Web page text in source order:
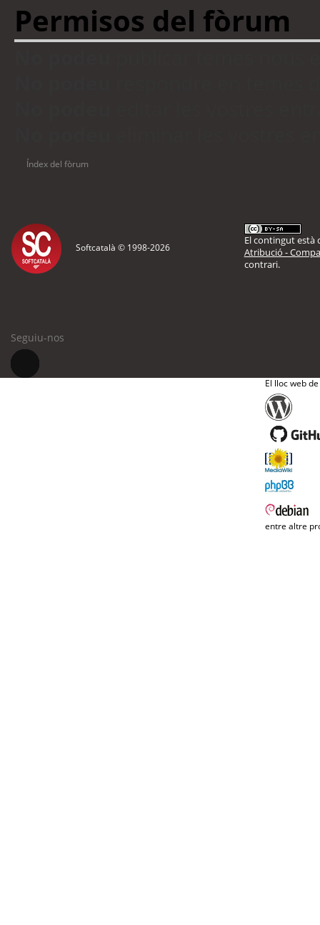
Permisos del fòrum
Índex del fòrum
Softcatalà © 1998-2026
El contingut està
Atribució -
contrari.
Seguiu-nos
El lloc web
entre altre